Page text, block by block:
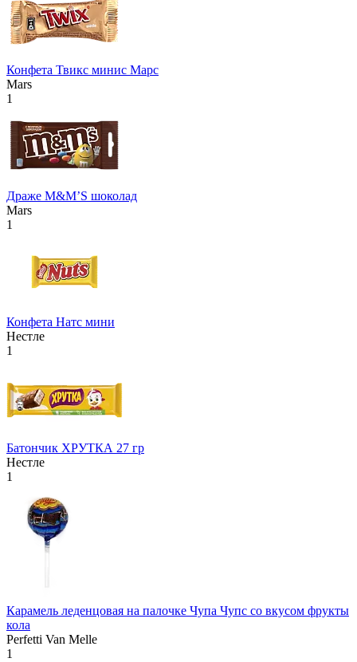
Конфета Твикс минис Марс
Mars
1
Драже М&М’S шоколад
Mars
1
Конфета Натс мини
Нестле
1
Батончик ХРУТКА 27 гр
Нестле
1
Карамель леденцовая на палочке Чупа Чупс со вкусом фрукты
кола
Perfetti Van Melle
1